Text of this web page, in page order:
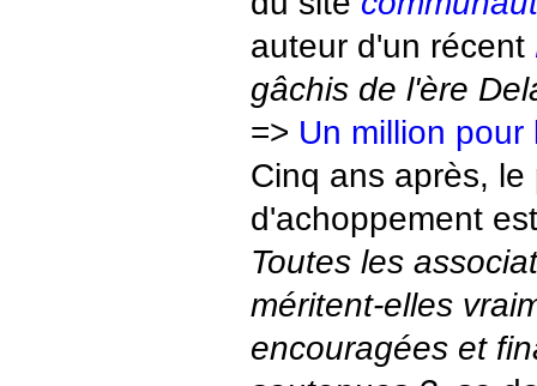
auteur d'un récent
gâchis de l'ère
=> Un million
Cinq ans après, le
d'achoppement
Toutes les
méritent-elles
encouragées et